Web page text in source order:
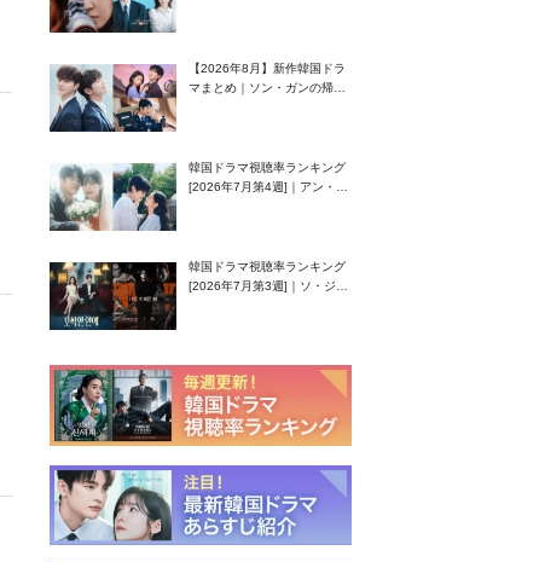
【2026年8月】新作韓国ドラ
マまとめ｜ソン・ガンの帰
韓国ドラマ視聴率ランキング
[2026年7月第4週]｜アン・ヒ
韓国ドラマ視聴率ランキング
[2026年7月第3週]｜ソ・ジソ